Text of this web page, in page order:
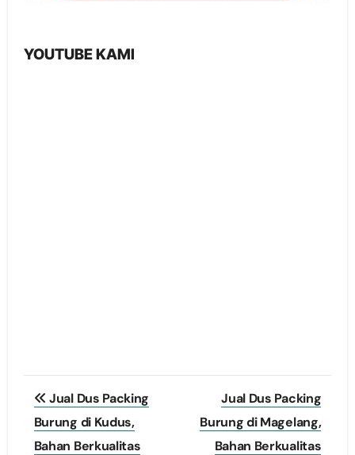
YOUTUBE KAMI
Post
navigation
Jual Dus Packing
Burung di Kudus,
Bahan Berkualitas
Jual Dus Packing
Burung di Magelang,
Bahan Berkualitas